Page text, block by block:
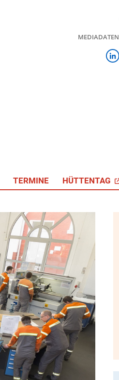
MEDIADATEN
TERMINE HÜTTENTAG